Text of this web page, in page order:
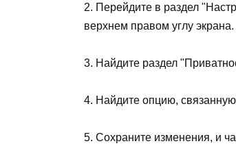
2. Перейдите в раздел
верхнем правом углу экрана.
3. Найдите раздел
4. Найдите опцию,
5. Сохраните изменения, и